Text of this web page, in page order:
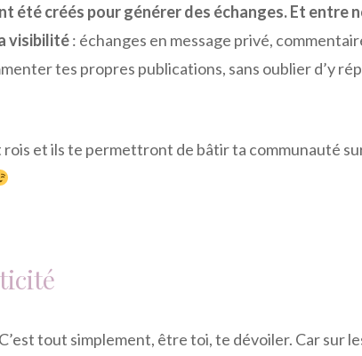
été créés pour générer des échanges.Et entre
visibilité: échanges en message privé,
tes propres publications, sans oublier d’y
rois et ils te permettront de bâtir ta communauté
tout simplement, être toi, te dévoiler. Car sur